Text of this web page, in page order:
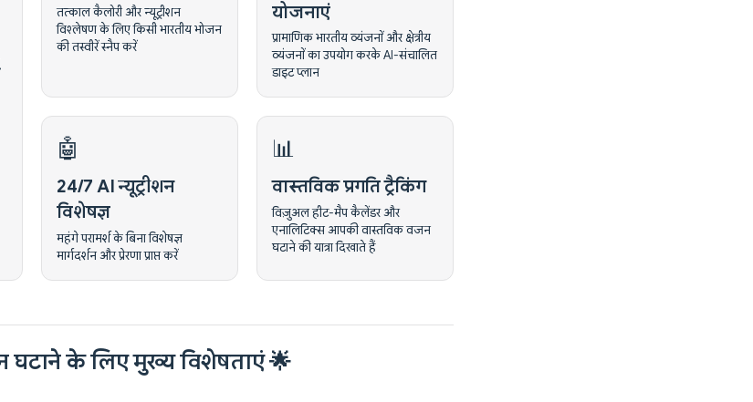
तत्काल कैलोरी और न्यूट्रीशन
विश्लेषण के लिए किसी भारतीय भोजन
की तस्वीरें स्नैप करें
योजनाएं
प्रामाणिक भारतीय व्यंजनों और क्षेत्रीय
व्यंजनों का उपयोग करके AI-संचालित
डाइट प्लान
🤖
24/7 AI न्यूट्रीशन
विशेषज्ञ
महंगे परामर्श के बिना विशेषज्ञ
मार्गदर्शन और प्रेरणा प्राप्त करें
📊
वास्तविक प्रगति ट्रैकिंग
विज़ुअल हीट-मैप कैलेंडर और
एनालिटिक्स आपकी वास्तविक वजन
घटाने की यात्रा दिखाते हैं
घटाने के लिए मुख्य विशेषताएं 🌟